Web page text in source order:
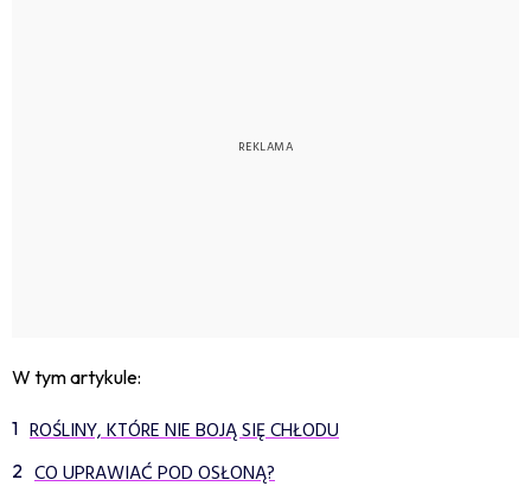
W tym artykule:
ROŚLINY, KTÓRE NIE BOJĄ SIĘ CHŁODU
CO UPRAWIAĆ POD OSŁONĄ?